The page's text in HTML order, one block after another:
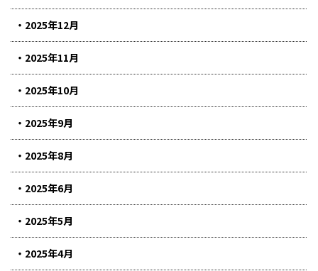
2025年12月
2025年11月
2025年10月
2025年9月
2025年8月
2025年6月
2025年5月
2025年4月